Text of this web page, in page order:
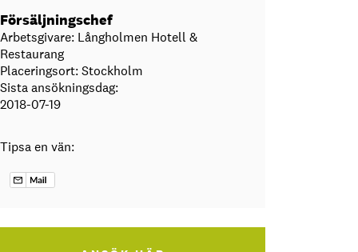
Försäljningschef
Arbetsgivare: Långholmen Hotell &
Restaurang
Placeringsort: Stockholm
Sista ansökningsdag:
2018-07-19
Tipsa en vän: